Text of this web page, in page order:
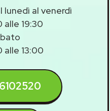
lunedì al venerdì
alle 19:30
alle 13:00